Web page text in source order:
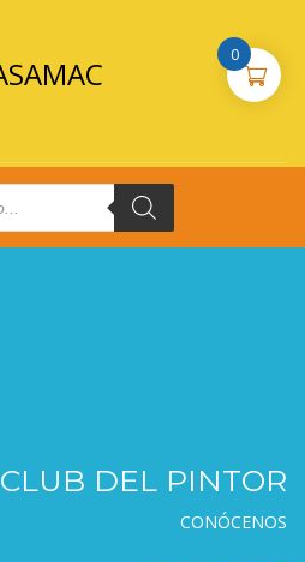
CLUB DEL PINTOR
CONÓCENOS
0